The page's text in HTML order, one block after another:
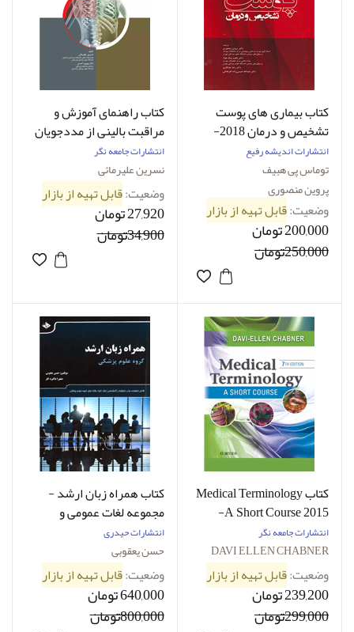
کتاب بیماری های پوست
تشخیص و درمان 2018-
هبیف_تألیف توماس پی.
هبیف ترجمه پروین منصوری
انتشارات اندیشه رفیع
توماس پی هبیف
پروین منصوری
وضعیت:قابل تهیه از بازار
200,000 تومان
250,000تومان
کتاب راهنمای آموزش و
مراقبت بالینی از مددجویان
مبتلا به اختلالات دستگاه
عصبی -نویسنده نسرین
علیرمایی
انتشارات جامعه نگر
نسرین علیرمائی
وضعیت:قابل تهیه از بازار
27,920 تومان
34,900تومان
کتاب Medical Terminology
A Short Course 2015-
نویسنده DAVI-ELLEN
CHABNER
انتشارات جامعه نگر
DAVI ELLEN CHABNER
وضعیت:قابل تهیه از بازار
239,200 تومان
299,000تومان
کتاب همراه زبان ارشد -
مجموعه لغات عمومی و
تخصصی برای زبان گروه
علوم پزشکی-نویسنده حسن
یعقوبی
انتشارات حیدری
حسن یعقوبی
وضعیت:قابل تهیه از بازار
640,000 تومان
800,000تومان